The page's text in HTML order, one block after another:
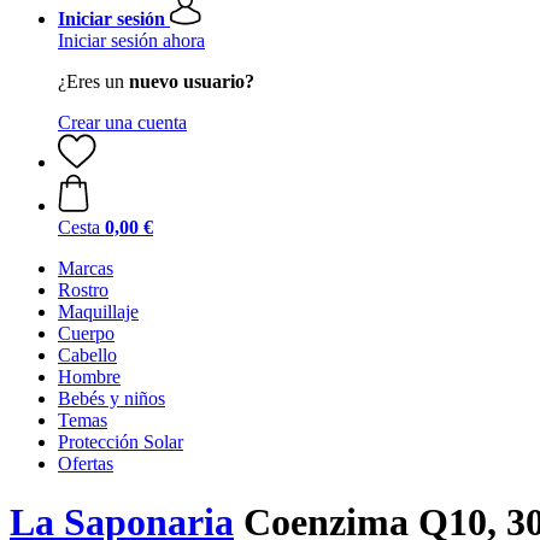
Iniciar sesión
Iniciar sesión ahora
¿Eres un nuevo usuario?
Crear una cuenta
Cesta 0,00 €
Marcas
Rostro
Maquillaje
Cuerpo
Cabello
Hombre
Bebés y niños
Temas
Protección Solar
Ofertas
La Saponaria Coenzima Q10,